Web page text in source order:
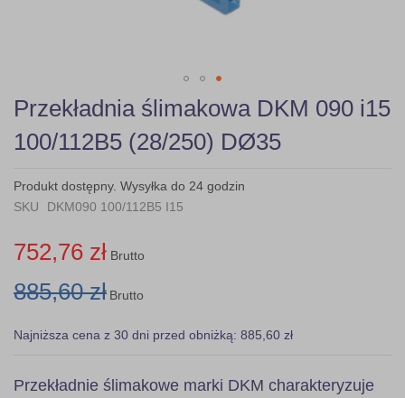
Skip
to
the
beginning
the
images
Przekładnia ślimakowa DKM 090 i15
100/112B5 (28/250) DØ35
Produkt dostępny. Wysyłka do 24 godzin
SKU
DKM090 100/112B5 I15
752,76 zł Brutto
885,60 zł Brutto
Najniższa cena z 30 dni przed obniżką: 885,60 zł
Przekładnie ślimakowe marki DKM charakteryzuje